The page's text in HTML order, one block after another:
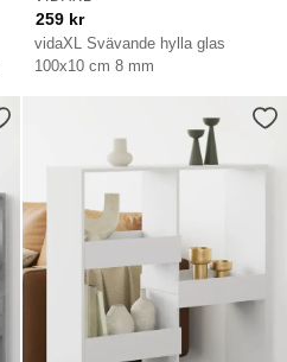
vidaXL Svävande hylla glas
100x10 cm 8 mm
259 kr